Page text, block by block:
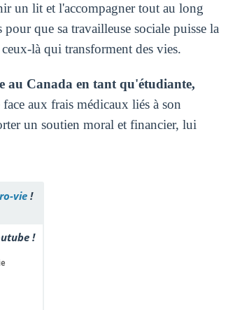
un lit et l'accompagner tout au long
pour que sa travailleuse sociale puisse la
là qui transforment des vies.
au Canada en tant qu'étudiante,
aux frais médicaux liés à son
un soutien moral et financier, lui
vie !
!